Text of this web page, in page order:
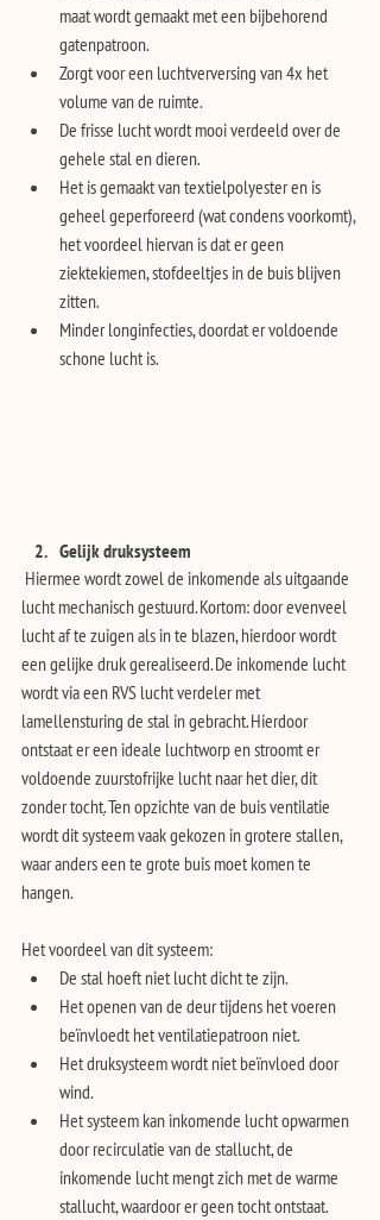
maat wordt gemaakt met een bijbehorend
gatenpatroon.
Zorgt voor een luchtverversing van 4x het
volume van de ruimte.
De frisse lucht wordt mooi verdeeld over de
gehele stal en dieren.
Het is gemaakt van textielpolyester en is
geheel geperforeerd (wat condens voorkomt),
het voordeel hiervan is dat er geen
ziektekiemen, stofdeeltjes in de buis blijven
zitten.
Minder longinfecties, doordat er voldoende
schone lucht is.
Gelijk druksysteem
Hiermee wordt zowel de inkomende als uitgaande
lucht mechanisch gestuurd. Kortom: door evenveel
lucht af te zuigen als in te blazen, hierdoor wordt
een gelijke druk gerealiseerd. De inkomende lucht
wordt via een RVS lucht verdeler met
lamellensturing de stal in gebracht. Hierdoor
ontstaat er een ideale luchtworp en stroomt er
voldoende zuurstofrijke lucht naar het dier, dit
zonder tocht. Ten opzichte van de buis ventilatie
wordt dit systeem vaak gekozen in grotere stallen,
waar anders een te grote buis moet komen te
hangen.
Het voordeel van dit systeem:
De stal hoeft niet lucht dicht te zijn.
Het openen van de deur tijdens het voeren
beïnvloedt het ventilatiepatroon niet.
Het druksysteem wordt niet beïnvloed door
wind.
Het systeem kan inkomende lucht opwarmen
door recirculatie van de stallucht, de
inkomende lucht mengt zich met de warme
stallucht, waardoor er geen tocht ontstaat.